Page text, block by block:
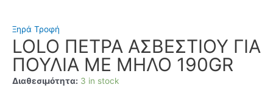
Ξηρά Τροφή
LOLO ΠΕΤΡΑ ΑΣΒΕΣΤΙΟΥ ΓΙΑ
ΠΟΥΛΙΑ ΜΕ ΜΗΛΟ 190GR
Διαθεσιμότητα: 3 in stock